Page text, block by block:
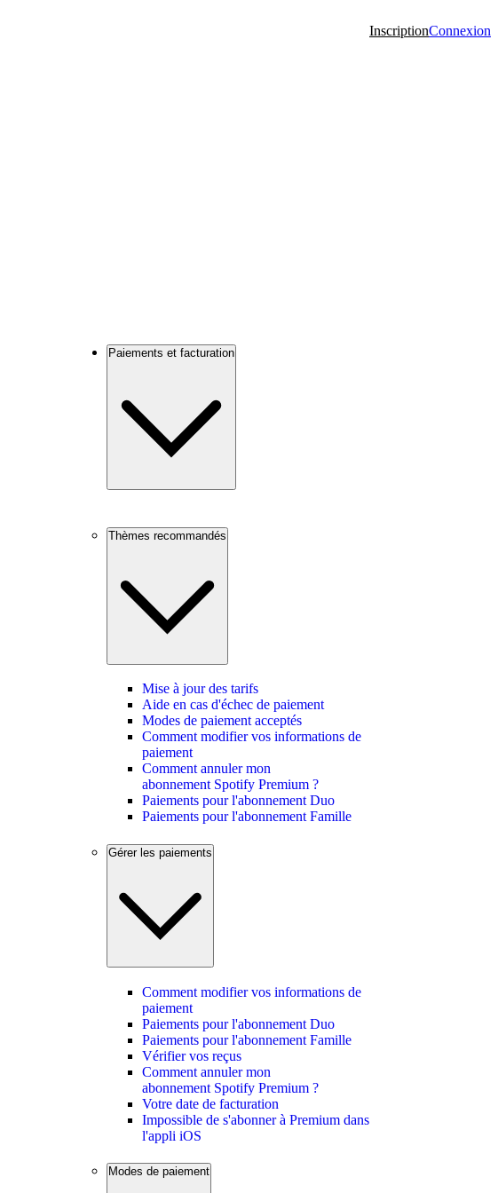
InscriptionConnexion
Paiements et facturation
Thèmes recommandés
Mise à jour des tarifs
Aide en cas d'échec de paiement
Modes de paiement acceptés
Comment modifier vos informations de
paiement
Comment annuler mon
abonnement Spotify Premium ?
Paiements pour l'abonnement Duo
Paiements pour l'abonnement Famille
Gérer les paiements
Comment modifier vos informations de
paiement
Paiements pour l'abonnement Duo
Paiements pour l'abonnement Famille
Vérifier vos reçus
Comment annuler mon
abonnement Spotify Premium ?
Votre date de facturation
Impossible de s'abonner à Premium dans
l'appli iOS
Modes de paiement